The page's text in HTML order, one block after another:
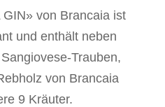
von Brancaia ist
und enthält neben
Trauben,
von Brancaia
9 Kräuter.